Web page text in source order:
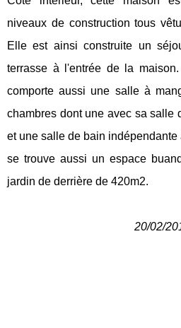
niveaux de construction tous
Elle est ainsi construite un
terrasse à l'entrée de la maison.
comporte aussi une salle à
chambres dont une avec sa salle
et une salle de bain
se trouve aussi un espace
jardin de derrière de 420m2.
20/02/